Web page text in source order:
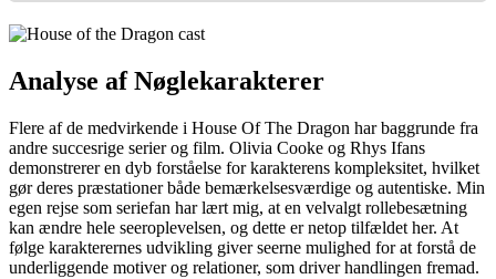
Analyse af Nøglekarakterer
Flere af de medvirkende i House Of The Dragon har baggrunde fra
andre succesrige serier og film. Olivia Cooke og Rhys Ifans
demonstrerer en dyb forståelse for karakterens kompleksitet, hvilket
gør deres præstationer både bemærkelsesværdige og autentiske. Min
egen rejse som seriefan har lært mig, at en velvalgt rollebesætning
kan ændre hele seeroplevelsen, og dette er netop tilfældet her. At
følge karakterernes udvikling giver seerne mulighed for at forstå de
underliggende motiver og relationer, som driver handlingen fremad.